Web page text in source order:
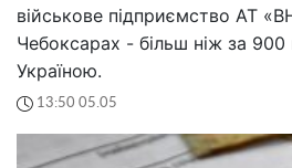
військове підприємство АТ
Чебоксарах - більш ніж за
Україною.
13:50 05.05